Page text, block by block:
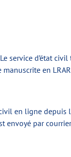
service d’état
en
en ligne
envoyé par